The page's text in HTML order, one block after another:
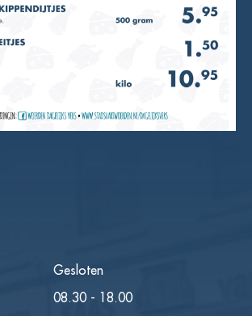
Gesloten
08.30 - 18.00